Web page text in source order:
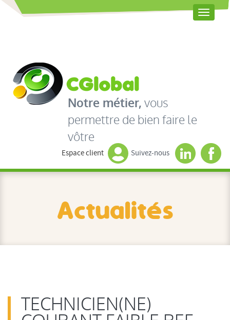
Toggle
Notre métier,vous
permettre de bien faire le
vôtre
Espace client Suivez-nous
Actualités
TECHNICIEN(NE)